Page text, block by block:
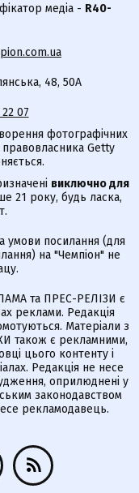
медіа - R40-
48, 50А
07
фотографічних
правовласника Getty
виключно для
21 року, будь ласка,
умови посилання (для
на "Чемпіон" не
та ПРЕС-РЕЛІЗИ є
реклами. Редакція
Матеріали з
також є рекламними,
цього контенту і
Редакція не несе
оприлюднені у
законодавством
рекламодавець.